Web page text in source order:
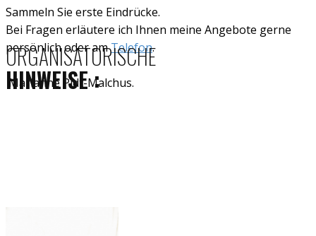
Sammeln Sie erste Eindrücke.
Bei Fragen erläutere ich Ihnen meine Angebote gerne
persönlich oder amTelefon.
Marianne Pidt-Malchus.
ORGANISATORISCHE
HINWEISE :